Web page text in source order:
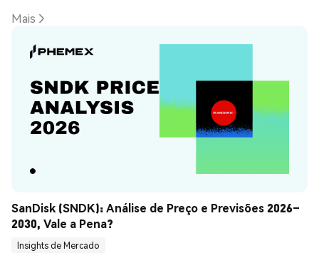
Mais
SanDisk (SNDK): Análise de Preço e Previsões 2026–
2030, Vale a Pena?
Insights de Mercado